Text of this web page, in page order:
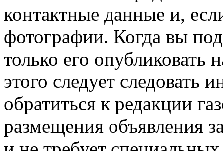
контактные данные и,
фотографии. Когда вы
только его
этого следует следовать
обратиться к редакции
размещения объявления